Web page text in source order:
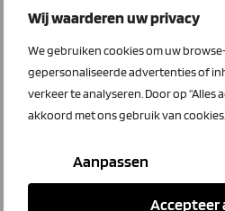
Wij waarderen uw privacy
We gebruiken cookies om uw
gepersonaliseerde advertenties of
verkeer te analyseren. Door op "Alles
akkoord met ons gebruik van cookies.
Aanpassen
Accepteer
LLTB
sector)
Geen lid